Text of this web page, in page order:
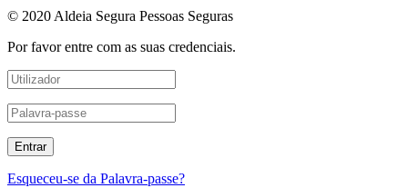
© 2020 Aldeia Segura Pessoas Seguras
Por favor entre com as suas credenciais.
Esqueceu-se da Palavra-passe?